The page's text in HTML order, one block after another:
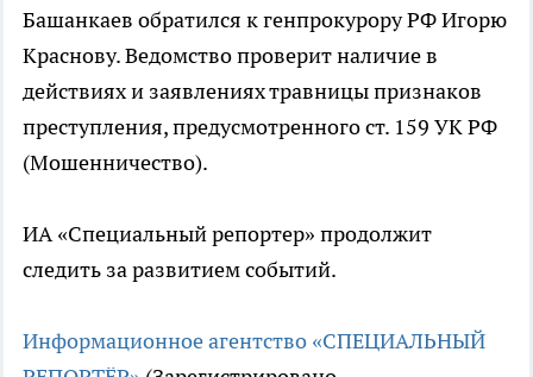
Башанкаев обратился к генпрокурору РФ Игорю
Краснову. Ведомство проверит наличие в
действиях и заявлениях травницы признаков
преступления, предусмотренного ст. 159 УК РФ
(Мошенничество).
ИА «Специальный репортер» продолжит
следить за развитием событий.
Информационное агентство «СПЕЦИАЛЬНЫЙ